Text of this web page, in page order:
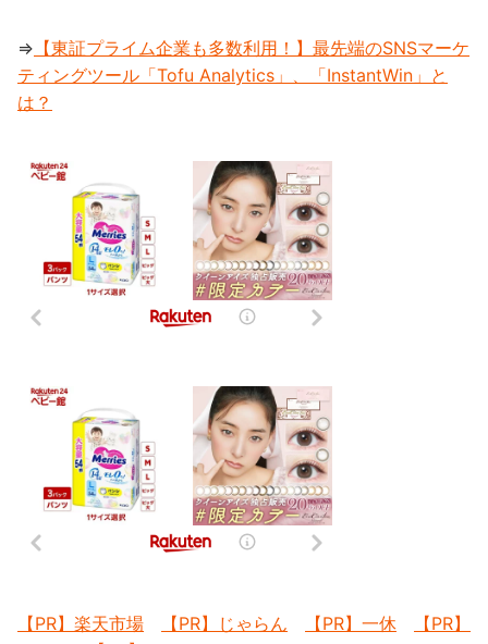
⇒ 【東証プライム企業も多数利用！】最先端のSNSマーケ
ティングツール「Tofu Analytics」、「InstantWin」と
は？
【PR】楽天市場 【PR】じゃらん 【PR】一休
【PR】